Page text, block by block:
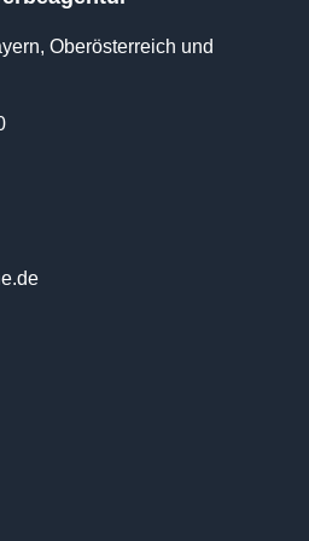
Oberösterreich und